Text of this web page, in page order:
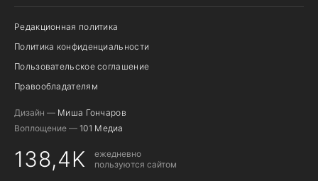
Редакционная политика
Политика конфиденциальности
Пользовательское соглашение
Правообладателям
Дизайн — Миша Гончаров
Воплощение — 101 Медиа
138,4K
ежедневно
пользуются сайтом